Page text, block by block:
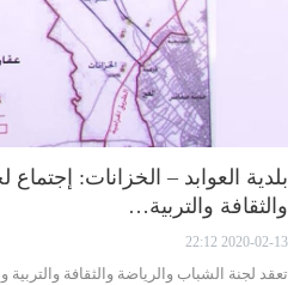
بلدية العوابد – الخزانات:
والثقافة والتربية…
2020-02-13 22:12
تعقد لجنة الشباب والرياضة والثقافة والتربية